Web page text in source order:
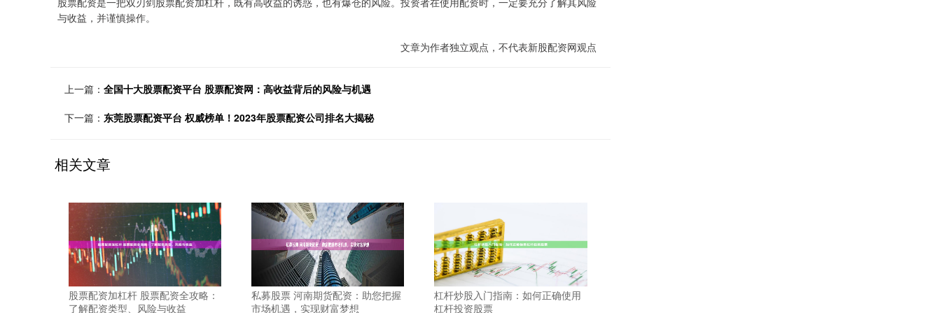
与收益，并谨慎操作。
文章为作者独立观点，不代表新股配资网观点
上一篇： 全国十大股票配资平台 股票配资网：高收益背后的风险与机遇
下一篇： 东莞股票配资平台 权威榜单！2023年股票配资公司排名大揭秘
相关文章
股票配资加杠杆 股票配资全攻略：
了解配资类型、风险与收益
私募股票 河南期货配资：助您把握
市场机遇，实现财富梦想
杠杆炒股入门指南：如何正确使用
杠杆投资股票